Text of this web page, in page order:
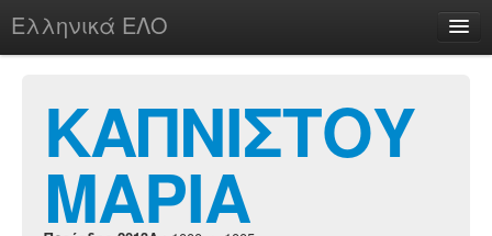
Ελληνικά ΕΛΟ
chesstu.be @ discord
Login
ΚΑΠΝΙΣΤΟΥ
ΜΑΡΙΑ